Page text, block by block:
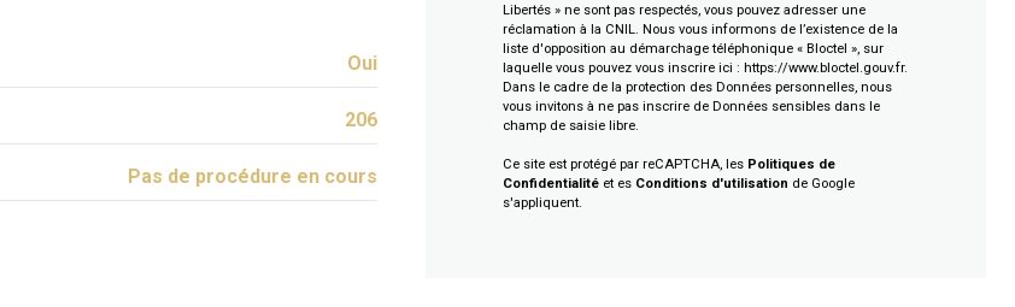
Oui
206
Pas de procédure en cours
Libertés » ne sont pas respectés, vous pouvez adresser une
réclamation à la CNIL. Nous vous informons de l’existence de la
liste d'opposition au démarchage téléphonique « Bloctel », sur
laquelle vous pouvez vous inscrire ici : https://www.bloctel.gouv.fr.
Dans le cadre de la protection des Données personnelles, nous
vous invitons à ne pas inscrire de Données sensibles dans le
champ de saisie libre.
Ce site est protégé par reCAPTCHA, les Politiques de
Confidentialitéet es Conditions d'utilisation de Google
s'appliquent.